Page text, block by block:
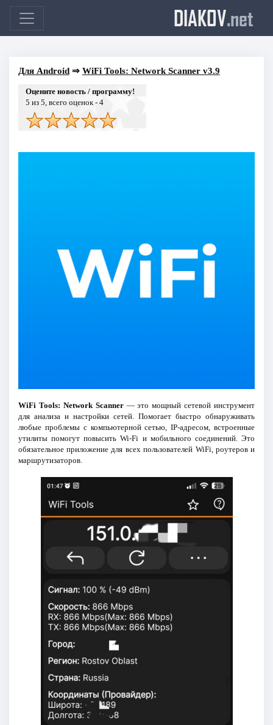
DIAKOV.net
Для Android⇒ WiFi Tools: Network Scanner v3.9
Оцените новость / программу!
5 из 5, всего оценок - 4
WiFi Tools: Network Scanner— это мощный сетевой инструмент
для анализа и настройки сетей. Помогает быстро обнаруживать
любые проблемы с компьютерной сетью, IP-адресом, встроенные
утилиты помогут повысить Wi-Fi и мобильного соединений. Это
обязательное приложение для всех пользователей WiFi, роутеров и
маршрутизаторов.